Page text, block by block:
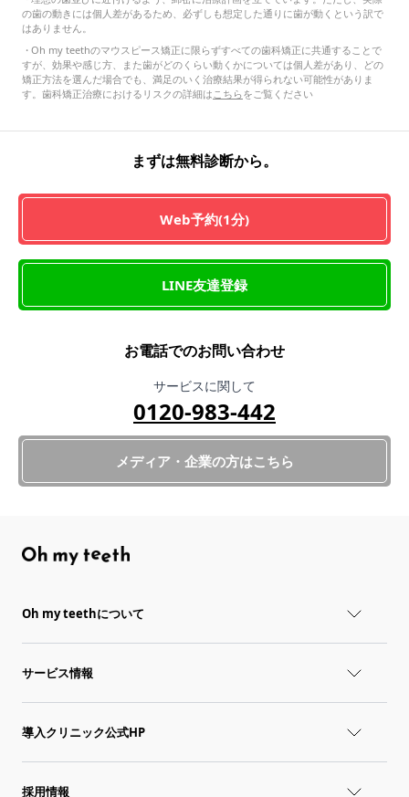
の歯の動きには個人差があるため、必ずしも想定した通りに歯が動くという訳で
はありません。
・Oh my teethのマウスピース矯正に限らずすべての歯科矯正に共通することで
すが、効果や感じ方、また歯がどのくらい動くかについては個人差があり、どの
矯正方法を選んだ場合でも、満足のいく治療結果が得られない可能性がありま
す。歯科矯正治療におけるリスクの詳細はこちらをご覧ください
まずは無料診断から。
Web予約(1分)
LINE友達登録
お電話でのお問い合わせ
サービスに関して
0120-983-442
メディア・企業の方はこちら
Oh my teethについて
サービス情報
導入クリニック公式HP
採用情報